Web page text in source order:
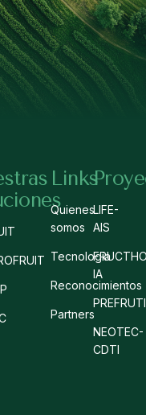
Links
Quienes
somos
Tecnología
Reconocimientos
Partners
LIFE-
AIS
IA
NEOTEC-
CDTI